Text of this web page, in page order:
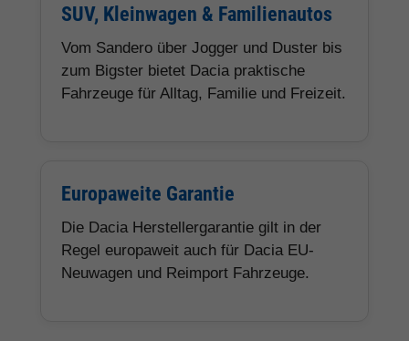
SUV, Kleinwagen & Familienautos
Vom Sandero über Jogger und Duster bis
zum Bigster bietet Dacia praktische
Fahrzeuge für Alltag, Familie und Freizeit.
Europaweite Garantie
Die Dacia Herstellergarantie gilt in der
Regel europaweit auch für Dacia EU-
Neuwagen und Reimport Fahrzeuge.